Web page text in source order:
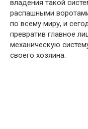
владения такой
распашными
по всему миру, и
превратив главное
механическую
своего хозяина.